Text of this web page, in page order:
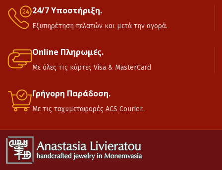
24/7 Υποστήριξη.
Εξυπηρέτηση πελατών και μετά την αγορά.
Online Πληρωμές.
Με όλες τις κάρτες Visa & MasterCard
Γρήγορη Παράδοση.
Με τις ταχυμεταφορές ACS Courier.